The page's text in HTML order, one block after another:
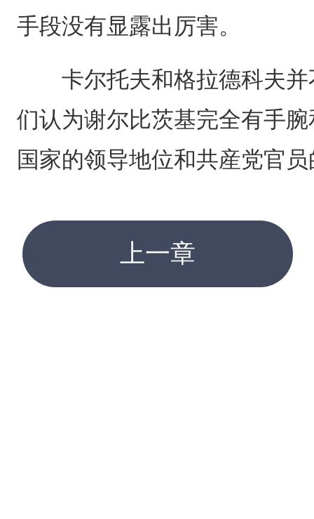
手段没有显露出厉害。
卡尔托夫和格拉德科夫并
们认为谢尔比茨基完全有手
国家的领导地位和共産党官
上一章